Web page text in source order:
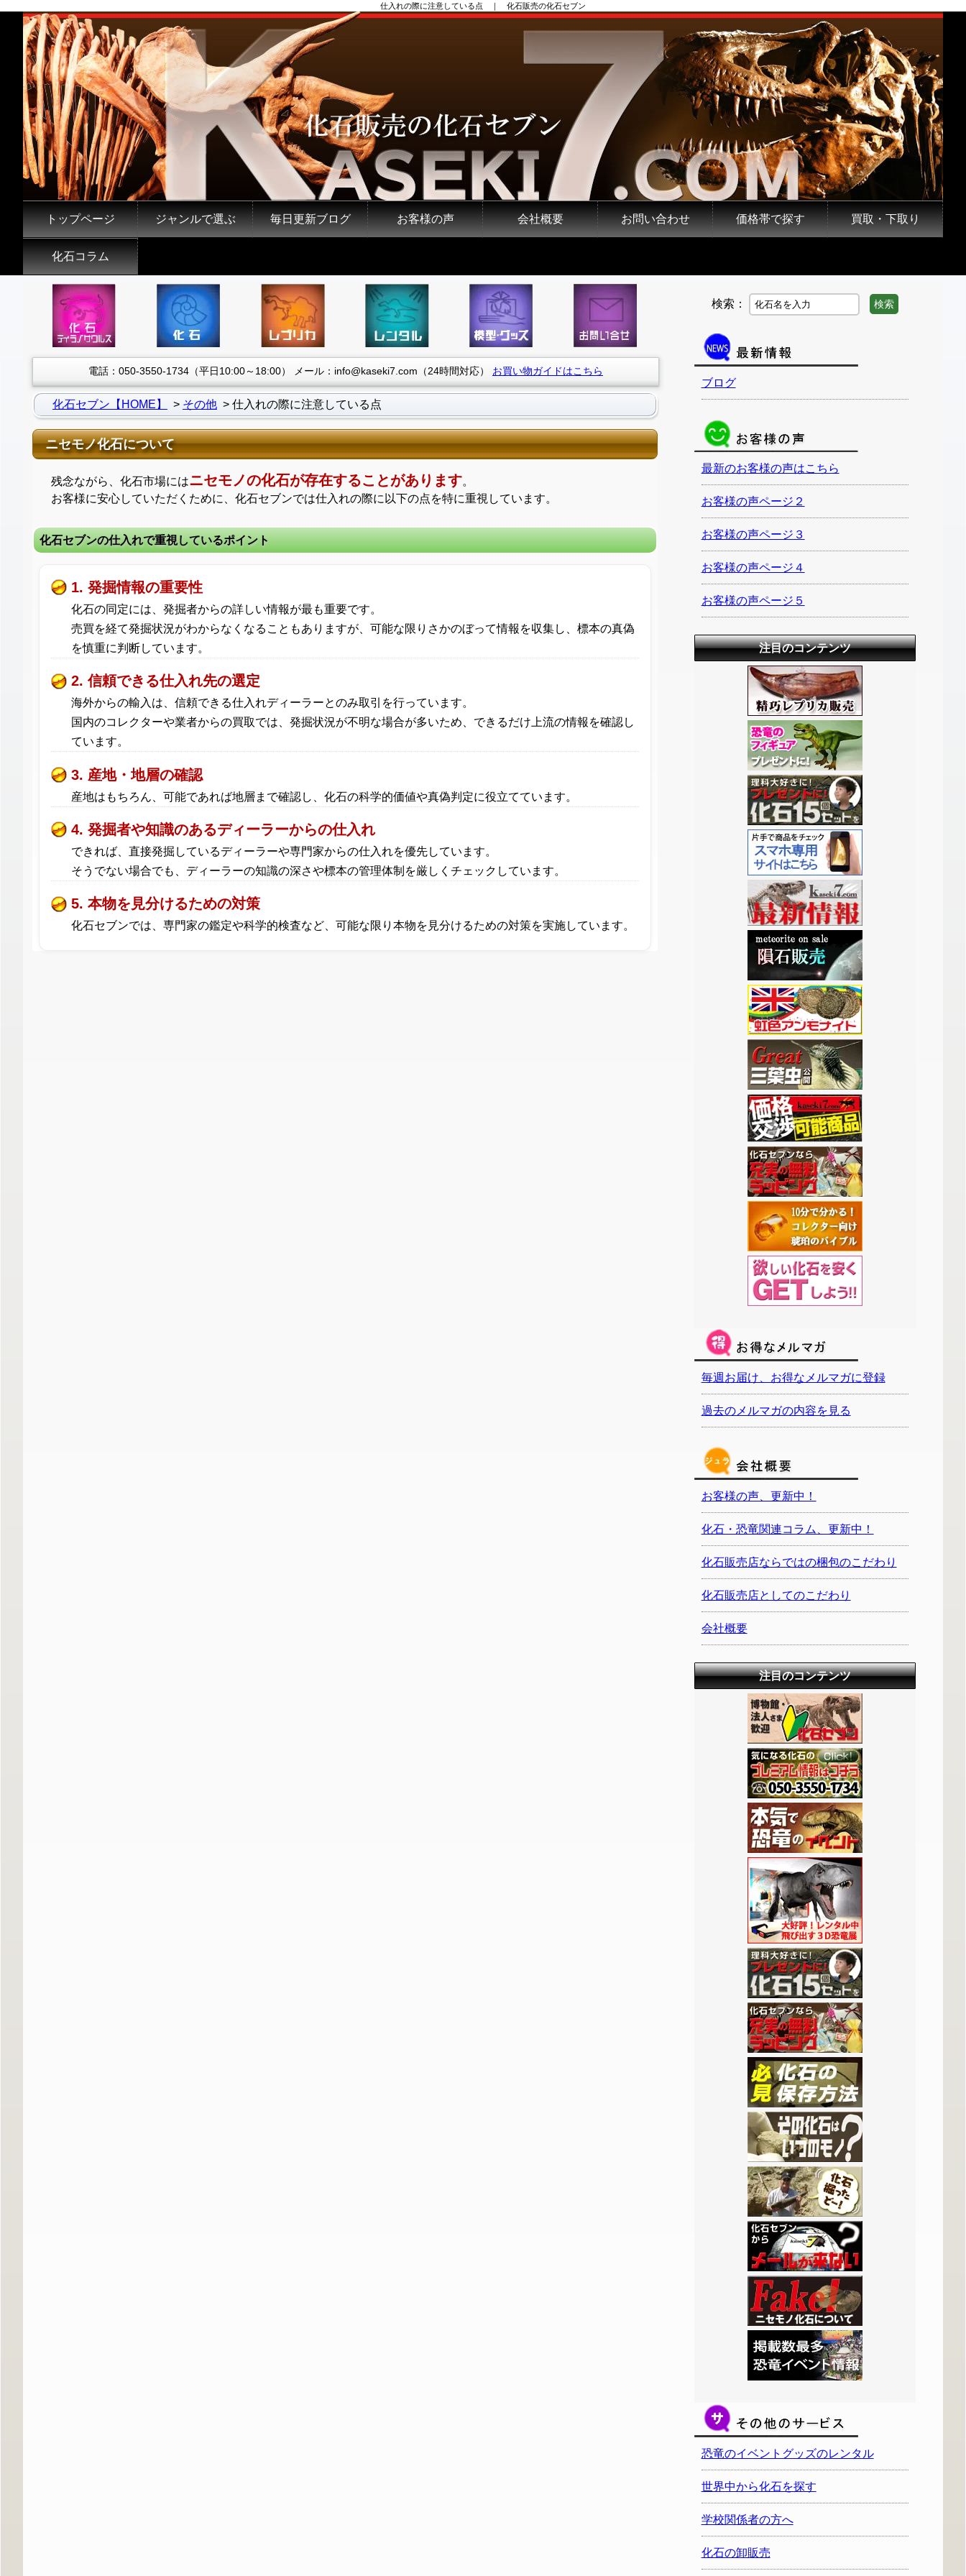
仕入れの際に注意している点 ｜ 化石販売の化石セブン
トップページ ジャンルで選ぶ 毎日更新ブログ お客様の声 会社概要 お問い合わせ 価格帯で探す 買取・下取り
化石コラム
電話：050-3550-1734（平日10:00～18:00） メール：info@kaseki7.com（24時間対応） お買い物ガイドはこちら
化石セブン【HOME】 その他 仕入れの際に注意している点
ニセモノ化石について
残念ながら、化石市場にはニセモノの化石が存在することがあります。
お客様に安心していただくために、化石セブンでは仕入れの際に以下の点を特に重視しています。
化石セブンの仕入れで重視しているポイント
1. 発掘情報の重要性
化石の同定には、発掘者からの詳しい情報が最も重要です。
売買を経て発掘状況がわからなくなることもありますが、可能な限りさかのぼって情報を収集し、標本の真偽
を慎重に判断しています。
2. 信頼できる仕入れ先の選定
海外からの輸入は、信頼できる仕入れディーラーとのみ取引を行っています。
国内のコレクターや業者からの買取では、発掘状況が不明な場合が多いため、できるだけ上流の情報を確認し
ています。
3. 産地・地層の確認
産地はもちろん、可能であれば地層まで確認し、化石の科学的価値や真偽判定に役立てています。
4. 発掘者や知識のあるディーラーからの仕入れ
できれば、直接発掘しているディーラーや専門家からの仕入れを優先しています。
そうでない場合でも、ディーラーの知識の深さや標本の管理体制を厳しくチェックしています。
5. 本物を見分けるための対策
化石セブンでは、専門家の鑑定や科学的検査など、可能な限り本物を見分けるための対策を実施しています。
検索： 検索
ブログ
最新のお客様の声はこちら
お客様の声ページ２
お客様の声ページ３
お客様の声ページ４
お客様の声ページ５
注目のコンテンツ
毎週お届け、お得なメルマガに登録
過去のメルマガの内容を見る
お客様の声、更新中！
化石・恐竜関連コラム、更新中！
化石販売店ならではの梱包のこだわり
化石販売店としてのこだわり
会社概要
注目のコンテンツ
恐竜のイベントグッズのレンタル
世界中から化石を探す
学校関係者の方へ
化石の卸販売